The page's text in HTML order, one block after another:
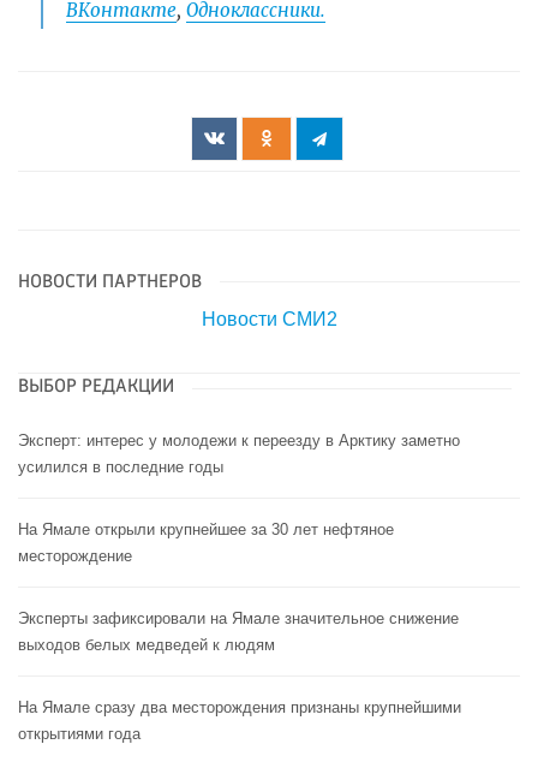
ВКонтакте, Одноклассники.
НОВОСТИ ПАРТНЕРОВ
Новости СМИ2
ВЫБОР РЕДАКЦИИ
Эксперт: интерес у молодежи к переезду в Арктику заметно
усилился в последние годы
На Ямале открыли крупнейшее за 30 лет нефтяное
месторождение
Эксперты зафиксировали на Ямале значительное снижение
выходов белых медведей к людям
На Ямале сразу два месторождения признаны крупнейшими
открытиями года